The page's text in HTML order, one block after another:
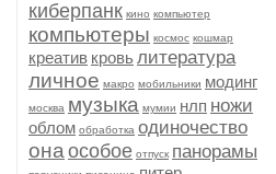
киберпанк кино компьютер
компьютеры космос кошмар
креатив кровьлитература
личное макро мобильники модинг
москва музыка мумии нлп ножи
облом обработка одиночество
она особое отпуск панорамы